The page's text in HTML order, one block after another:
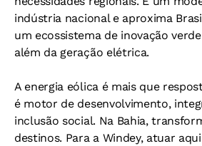
indústria nacional e aproxima
um ecossistema de inovação
além da geração elétrica.
A energia eólica é mais que
é motor de desenvolvimento,
inclusão social. Na Bahia,
destinos. Para a Windey, atuar